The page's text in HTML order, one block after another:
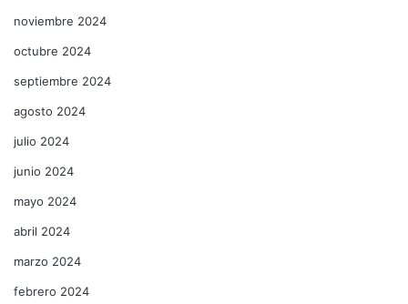
noviembre 2024
octubre 2024
septiembre 2024
agosto 2024
julio 2024
junio 2024
mayo 2024
abril 2024
marzo 2024
febrero 2024